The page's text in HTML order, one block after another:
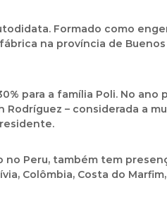
Formado como
na província de Buenos
para a família Poli. No ano
– considerada a
Peru, também tem
Colômbia, Costa do